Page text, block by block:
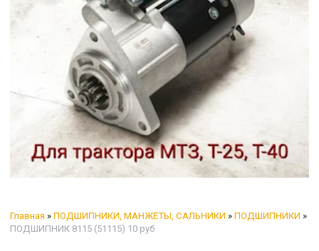
Главная » ПОДШИПНИКИ, МАНЖЕТЫ, САЛЬНИКИ » ПОДШИПНИКИ »
ПОДШИПНИК 8115 (51115) 10 руб